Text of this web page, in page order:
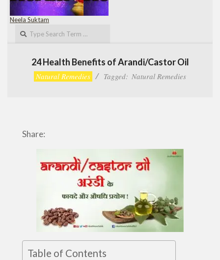
Neela Suktam
24 Health Benefits of Arandi/Castor Oil
Natural Remedies Tagged: Natural Remedies
Share:
Table of Contents